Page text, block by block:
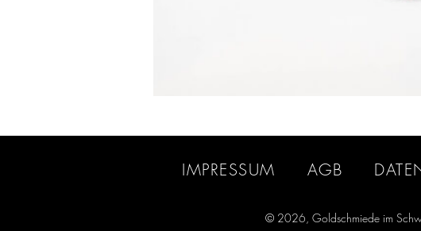
IMPRESSUM AGB
© 2026, Goldschmiede im